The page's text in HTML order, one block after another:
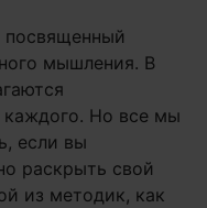
посвященный
мышления. В
каждого. Но все мы
если вы
раскрыть свой
из методик, как